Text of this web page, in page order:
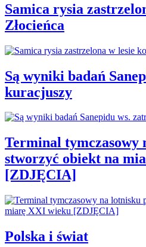
Samica rysia
Złocieńca
Są wyniki badań
kuracjuszy
Terminal tymczasowy
stworzyć obiekt na
[ZDJĘCIA]
Polska i świat